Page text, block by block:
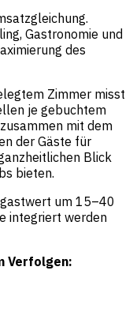
Gastronomie und
des
Zimmer misst
je gebuchtem
mit dem
der Gäste für
Blick
bieten.
um 15–40
integriert werden
Verfolgen: